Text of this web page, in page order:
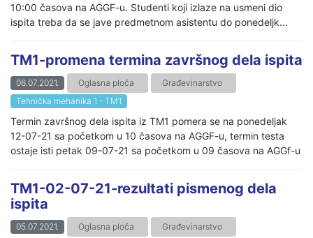
10:00 časova na AGGF-u. Studenti koji izlaze na usmeni dio
ispita treba da se jave predmetnom asistentu do ponedeljk...
TM1-promena termina završnog dela ispita
06.07.2021. Oglasna ploča
Građevinarstvo
Tehnička mehanika 1 - TM1
Termin završnog dela ispita iz TM1 pomera se na ponedeljak
12-07-21 sa početkom u 10 časova na AGGF-u, termin testa
ostaje isti petak 09-07-21 sa početkom u 09 časova na AGGf-u
TM1-02-07-21-rezultati pismenog dela
ispita
05.07.2021. Oglasna ploča
Građevinarstvo